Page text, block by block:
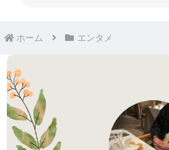
ホーム エンタメ